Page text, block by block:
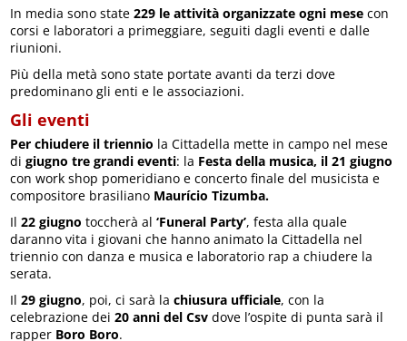
In media sono state229 le attività organizzate ogni mese con
corsi e laboratori a primeggiare, seguiti dagli eventi e dalle
riunioni.
Più della metà sono state portate avanti da terzi dove
predominano gli enti e le associazioni.
Gli eventi
Per chiudere il triennio la Cittadella mette in campo nel mese
digiugno tre grandi eventi: la Festa della musica, il 21 giugno
con work shop pomeridiano e concerto finale del musicista e
compositore brasiliano Maurício Tizumba.
Il22 giugno toccherà al ‘Funeral Party’, festa alla quale
daranno vita i giovani che hanno animato la Cittadella nel
triennio con danza e musica e laboratorio rap a chiudere la
serata.
Il29 giugno, poi, ci sarà lachiusura ufficiale, con la
celebrazione dei20 anni del Csv dove l’ospite di punta sarà il
rapper Boro Boro.